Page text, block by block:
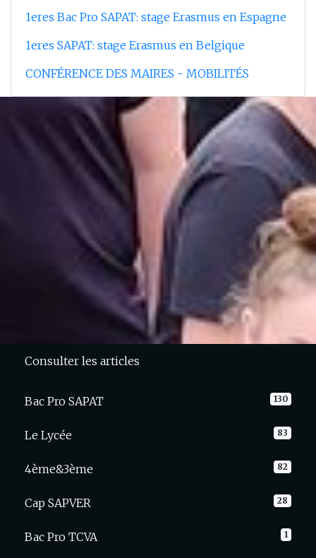
1eres Bac Pro SAPAT: stage Erasmus en Espagne
1eres SAPAT: stage Erasmus en Belgique
CONFÉRENCE DES MAIRES - MOBILITÉS
Consulter les articles
Bac Pro SAPAT 130
Le Lycée 83
4ème&3ème 82
Cap SAPVER 28
Bac Pro TCVA 1